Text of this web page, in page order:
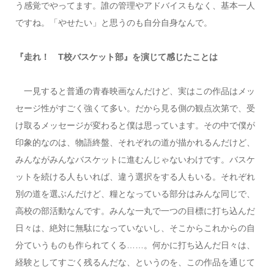
う感覚でやってます。誰の管理やアドバイスもなく、基本一人
ですね。「やせたい」と思うのも自分自身なんで。
『走れ！ T校バスケット部』を演じて感じたことは
一見すると普通の青春映画なんだけど、実はこの作品はメッ
セージ性がすごく強くて多い。だから見る側の観点次第で、受
け取るメッセージが変わると僕は思っています。その中で僕が
印象的なのは、物語終盤、それぞれの道が描かれるんだけど、
みんながみんなバスケットに進むんじゃないわけです。バスケ
ットを続ける人もいれば、違う選択をする人もいる。それぞれ
別の道を選ぶんだけど、糧となっている部分はみんな同じで、
高校の部活動なんです。みんな一丸で一つの目標に打ち込んだ
日々は、絶対に無駄になっていないし、そこからこれからの自
分ていうものも作られてくる……。何かに打ち込んだ日々は、
経験としてすごく残るんだな、というのを、この作品を通じて